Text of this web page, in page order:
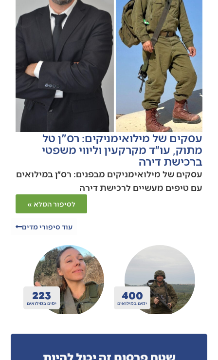
עסקים של מילואימניקים: רס"ן טל
מתוק, עו״ד מקרקעין וליווי משפטי
ברכישת דירה
עסקים של מילואימניקים מבפנים: רס״ן במילואים
עם טיפים מעשיים לרכישת דירה
לסיפור המלא »
עוד סיפורי מדים
ימים במילואים
306
ימים במילואים
400
שטח פרסום זה יכול להיות